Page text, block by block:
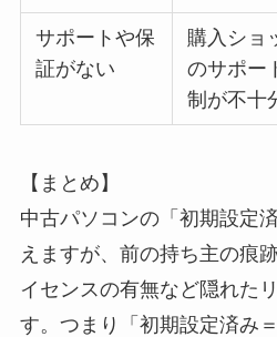
サポートや保
証がない
購入ショ
のサポー
制が不十
【まとめ】
中古パソコンの「初期設定
えますが、前の持ち主の痕
イセンスの有無など隠れた
す。つまり「初期設定済み